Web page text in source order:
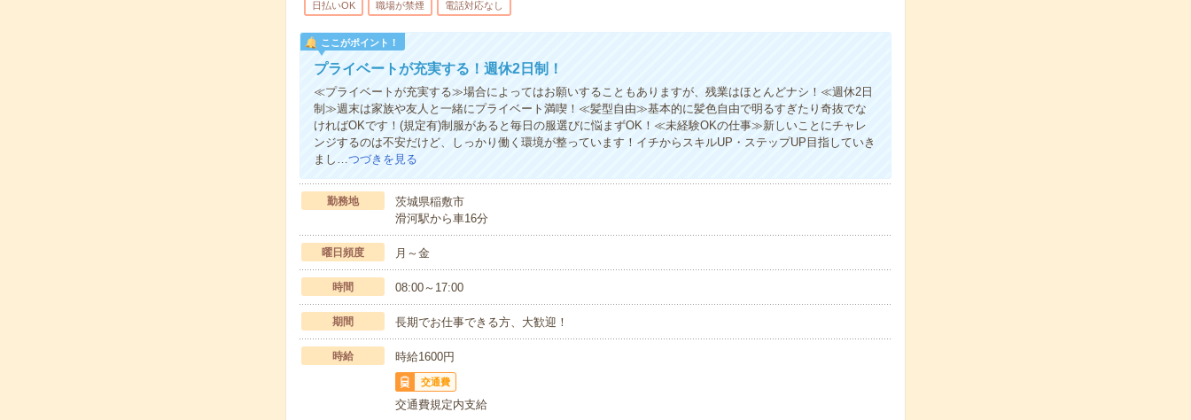
日払いOK 職場が禁煙 電話対応なし
ここがポイント！
プライベートが充実する！週休2日制！
≪プライベートが充実する≫場合によってはお願いすることもありますが、残業はほとんどナシ！≪週休2日
制≫週末は家族や友人と一緒にプライベート満喫！≪髪型自由≫基本的に髪色自由で明るすぎたり奇抜でな
ければOKです！(規定有)制服があると毎日の服選びに悩まずOK！≪未経験OKの仕事≫新しいことにチャレ
ンジするのは不安だけど、しっかり働く環境が整っています！イチからスキルUP・ステップUP目指していき
まし…つづきを見る
勤務地
茨城県稲敷市
滑河駅から車16分
曜日頻度 月～金
時間 08:00～17:00
期間 長期でお仕事できる方、大歓迎！
時給 時給1600円
交通費
交通費規定内支給